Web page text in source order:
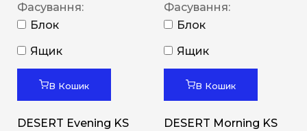
Фасування:
Блок
Ящик
В Кошик
DESERT Evening KS
Фасування:
Блок
Ящик
В Кошик
DESERT Morning KS